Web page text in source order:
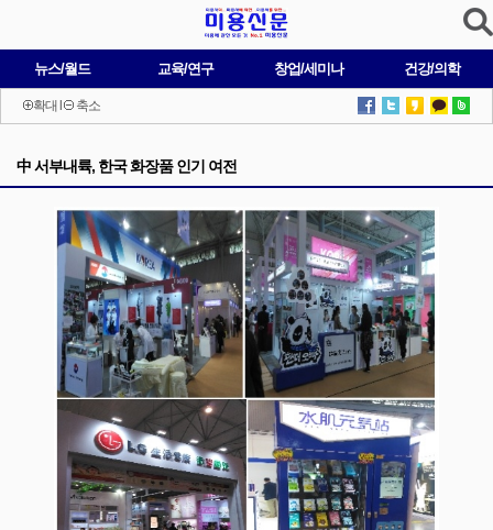
뉴스/월드 교육/연구 창업/세미나 건강/의학
확대 축소
中 서부내륙, 한국 화장품 인기 여전